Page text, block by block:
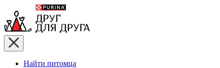
Найти питомца